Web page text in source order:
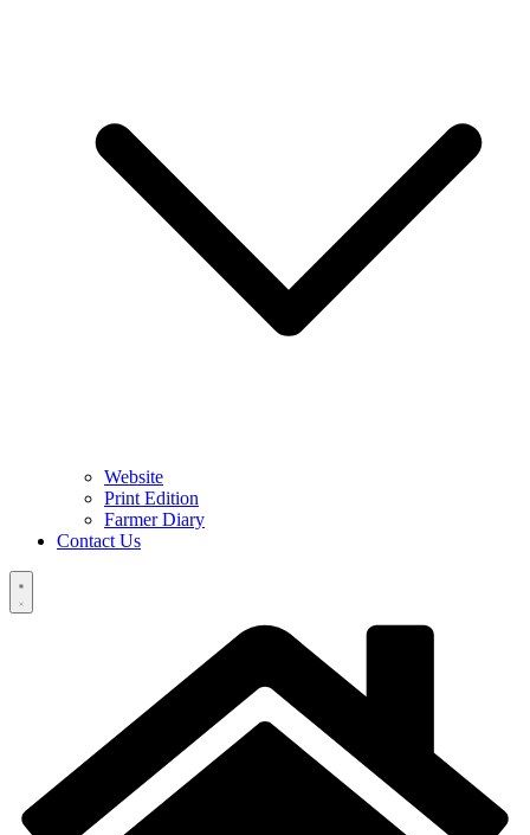
Website
Print Edition
Farmer Diary
Contact Us